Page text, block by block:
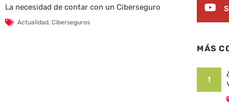
La necesidad de contar con un Ciberseguro
Actualidad, Ciberseguros
MÁS
1